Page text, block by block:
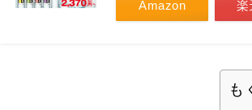
Amazon 楽
も